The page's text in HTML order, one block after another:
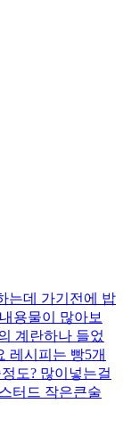
는데 가기전에 밥
용물이 많아보
계란하나 들었
레시피는 빵5개
도? 많이넣는걸
터드 작은큰술